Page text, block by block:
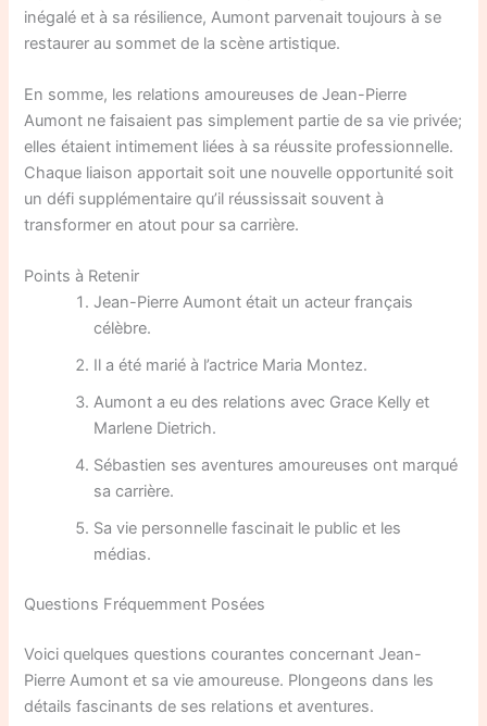
inégalé et à sa résilience, Aumont parvenait toujours à se
restaurer au sommet de la scène artistique.
En somme, les relations amoureuses de Jean-Pierre
Aumont ne faisaient pas simplement partie de sa vie privée;
elles étaient intimement liées à sa réussite professionnelle.
Chaque liaison apportait soit une nouvelle opportunité soit
un défi supplémentaire qu’il réussissait souvent à
transformer en atout pour sa carrière.
Points à Retenir
Jean-Pierre Aumont était un acteur français
célèbre.
Il a été marié à l’actrice Maria Montez.
Aumont a eu des relations avec Grace Kelly et
Marlene Dietrich.
Sébastien ses aventures amoureuses ont marqué
sa carrière.
Sa vie personnelle fascinait le public et les
médias.
Questions Fréquemment Posées
Voici quelques questions courantes concernant Jean-
Pierre Aumont et sa vie amoureuse. Plongeons dans les
détails fascinants de ses relations et aventures.